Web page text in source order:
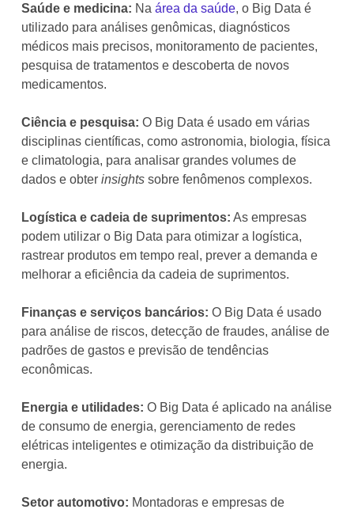
Saúde e medicina: Na área da saúde, o Big Data é
utilizado para análises genômicas, diagnósticos
médicos mais precisos, monitoramento de pacientes,
pesquisa de tratamentos e descoberta de novos
medicamentos.
Ciência e pesquisa: O Big Data é usado em várias
disciplinas científicas, como astronomia, biologia, física
e climatologia, para analisar grandes volumes de
dados e obter insights sobre fenômenos complexos.
Logística e cadeia de suprimentos: As empresas
podem utilizar o Big Data para otimizar a logística,
rastrear produtos em tempo real, prever a demanda e
melhorar a eficiência da cadeia de suprimentos.
Finanças e serviços bancários: O Big Data é usado
para análise de riscos, detecção de fraudes, análise de
padrões de gastos e previsão de tendências
econômicas.
Energia e utilidades: O Big Data é aplicado na análise
de consumo de energia, gerenciamento de redes
elétricas inteligentes e otimização da distribuição de
energia.
Setor automotivo: Montadoras e empresas de